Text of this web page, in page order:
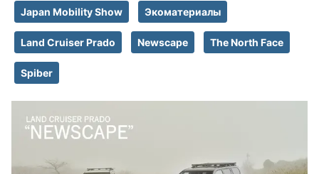
Japan Mobility Show Экоматериалы
Land Cruiser Prado Newscape The North Face
Spiber